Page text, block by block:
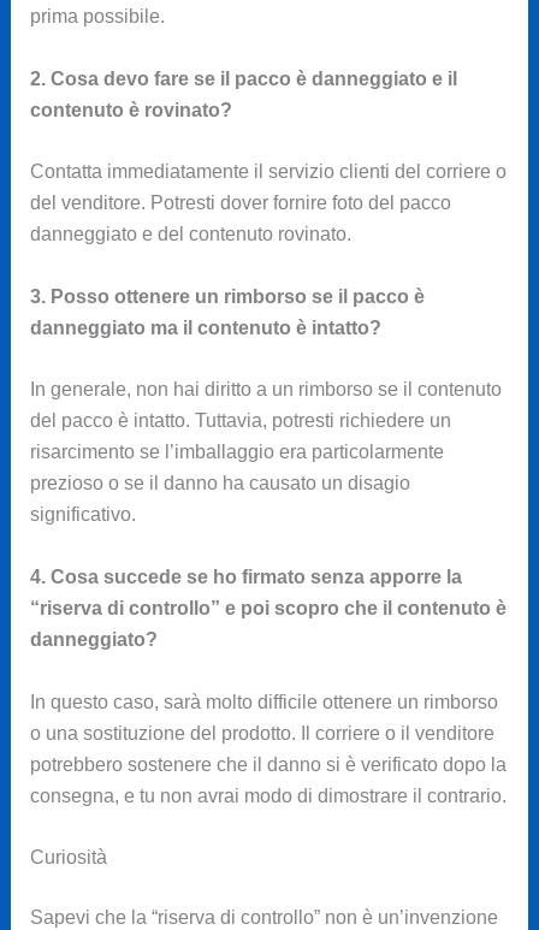
prima possibile.
2. Cosa devo fare se il pacco è danneggiato e il
contenuto è rovinato?
Contatta immediatamente il servizio clienti del corriere o
del venditore. Potresti dover fornire foto del pacco
danneggiato e del contenuto rovinato.
3. Posso ottenere un rimborso se il pacco è
danneggiato ma il contenuto è intatto?
In generale, non hai diritto a un rimborso se il contenuto
del pacco è intatto. Tuttavia, potresti richiedere un
risarcimento se l’imballaggio era particolarmente
prezioso o se il danno ha causato un disagio
significativo.
4. Cosa succede se ho firmato senza apporre la
“riserva di controllo” e poi scopro che il contenuto è
danneggiato?
In questo caso, sarà molto difficile ottenere un rimborso
o una sostituzione del prodotto. Il corriere o il venditore
potrebbero sostenere che il danno si è verificato dopo la
consegna, e tu non avrai modo di dimostrare il contrario.
Curiosità
Sapevi che la “riserva di controllo” non è un’invenzione